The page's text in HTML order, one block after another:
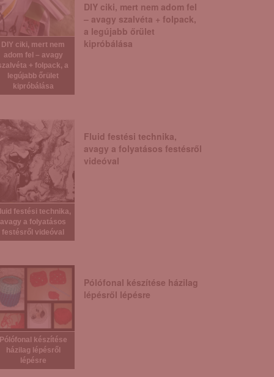
DIY ciki, mert nem
adom fel – avagy
+ folpack, a
legújabb őrület
kipróbálása
DIY ciki, mert nem adom fel
– avagy szalvéta + folpack,
a legújabb őrület
kipróbálása
festési technika,
avagy a folyatásos
festésről videóval
Fluid festési technika,
avagy a folyatásos festésről
videóval
készítése
házilag lépésről
lépésre
Pólófonal készítése házilag
lépésről lépésre